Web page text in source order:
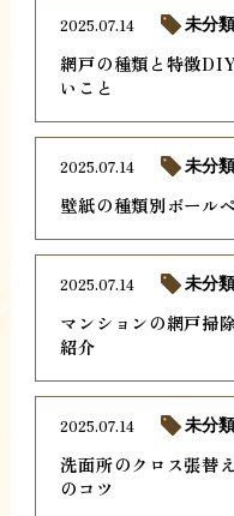
網戸の種類と特徴
いこと
2025.07.14 未分
壁紙の種類別ボール
2025.07.14 未分
マンションの網戸掃
紹介
2025.07.14 未分
洗面所のクロス張替
のコツ
2025.07.14 未分